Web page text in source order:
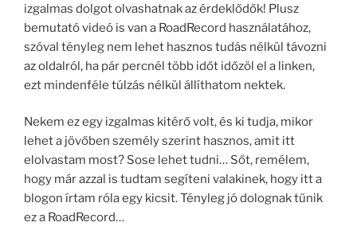
izgalmas dolgot olvashatnak az érdeklődők! Plusz
bemutató videó is van a RoadRecord használatához,
szóval tényleg nem lehet hasznos tudás nélkül távozni
az oldalról, ha pár percnél több időt időzöl el a linken,
ezt mindenféle túlzás nélkül állíthatom nektek.
Nekem ez egy izgalmas kitérő volt, és ki tudja, mikor
lehet a jövőben személy szerint hasznos, amit itt
elolvastam most? Sose lehet tudni… Sőt, remélem,
hogy már azzal is tudtam segíteni valakinek, hogy itt a
blogon írtam róla egy kicsit. Tényleg jó dolognak tűnik
ez a RoadRecord…